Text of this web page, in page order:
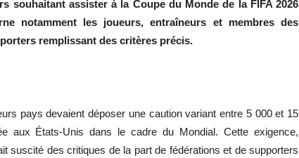
souhaitant assister à la Coupe du Monde de la FIFA 2026
notamment les joueurs, entraîneurs et membres des
remplissant des critères précis.
pays devaient déposer une caution variant entre 5 000 et 15
aux États-Unis dans le cadre du Mondial. Cette exigence,
suscité des critiques de la part de fédérations et de supporters